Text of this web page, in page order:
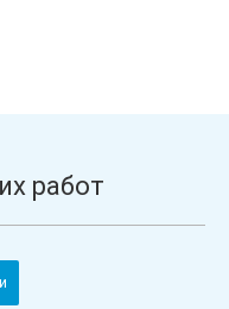
работ